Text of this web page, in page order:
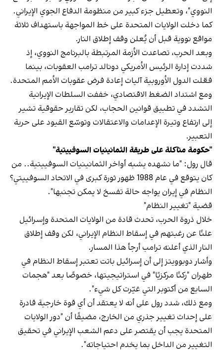
النووي"، وتعطيل جزء كبير من منظومة الدفاع الجوي الإيراني.
كما دخلت الولايات المتحدة على خط المواجهة باستهداف ثلاثة
مواقع نووية قبل أن يُعلن وقف إطلاق النار.
وبعد الحرب، تصاعدت الأزمة المرتبطة بالبرنامج النووي، إذ
شددت إدارة الرئيس الأمريكي دونالد ترامب العقوبات، بينما
فعّلت الدول الأوروبية آليات إعادة فرض عقوبات الأمم المتحدة.
ومع اشتداد الضغط الاقتصادي، خففت السلطات الإيرانية
التشدد في تطبيق قوانين الحجاب، لكن تقارير حقوقية تشير
إلى ارتفاع وتيرة الإعدامات والاعتقالات وتوسّع القيود على حرية
التعبير.
"حكومة متآكلة على طريقة الثمانينيات السوفييتية"
قال رول: "ما نشهده يشبه أواخر الثمانينيات السوفييتية.. من
كان يتوقع في عام 1988 ظهور ثورة كبرى في الاتحاد السوفييتي؟
النظام في إيران يواجه حالة تفسخ لا يمكن تجنبها".
قضية "تغيير النظام"
خلال ذروة الحرب، تحدث قادة من الولايات المتحدة وإسرائيل
علنًا عن رغبتهم في إسقاط النظام الإيراني، لكن وقف إطلاق
النار الذي أعلنه ترامب أرجأ هذا المسار.
وأشار دوبوويتز إلى أن إسرائيل باتت تعتبر إسقاط النظام في
طهران "ركنًا مركزيًا" في استراتيجيتها، خصوصًا بعد "هجمات
السابع من أكتوبر التي غيّرت كل شيء".
ومع ذلك، شدد رول على أنه لا يعتقد أن أي قوة خارجية قادرة
على إحداث تغيير جذري من الخارج، مضيفًا أن "دور الولايات
المتحدة يجب أن يقتصر على دعم الشعب الإيراني في تحقيق
التغيير من الداخل بما يخدم احتياجاته".